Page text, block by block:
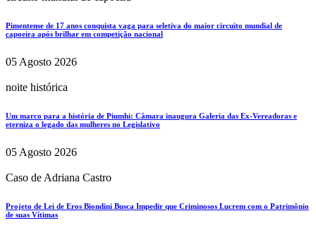
Pimentense de 17 anos conquista vaga para seletiva do maior circuito mundial de
capoeira após brilhar em competição nacional
05 Agosto 2026
noite histórica
Um marco para a história de Piumhi: Câmara inaugura Galeria das Ex-Vereadoras e
eterniza o legado das mulheres no Legislativo
05 Agosto 2026
Caso de Adriana Castro
Projeto de Lei de Eros Biondini Busca Impedir que Criminosos Lucrem com o Patrimônio
de suas Vítimas